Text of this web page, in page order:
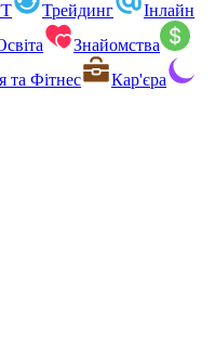
Трейдинг
Інлайн
Знайомства
та Фітнес
Кар'єра